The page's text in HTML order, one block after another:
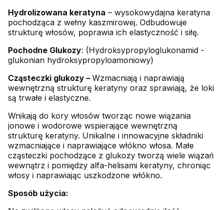
Hydrolizowana keratyna – wysokowydajna keratyna
pochodząca z wełny kaszmirowej. Odbudowuje
strukturę włosów, poprawia ich elastyczność i siłę.
Pochodne Glukozy: (Hydroksypropyloglukonamid -
glukonian hydroksypropyloamoniowy)
Cząsteczki glukozy – Wzmacniają i naprawiają
wewnętrzną strukturę keratyny oraz sprawiają, że loki
są trwałe i elastyczne.
Wnikają do kory włosów tworząc nowe wiązania
jonowe i wodorowe wspierające wewnętrzną
strukturę keratyny. Unikalne i innowacyjne składniki
wzmacniające i naprawiające włókno włosa. Małe
cząsteczki pochodzące z glukozy tworzą wiele wiązań
wewnątrz i pomiędzy alfa-helisami keratyny, chroniąc
włosy i naprawiając uszkodzone włókno.
Sposób użycia: